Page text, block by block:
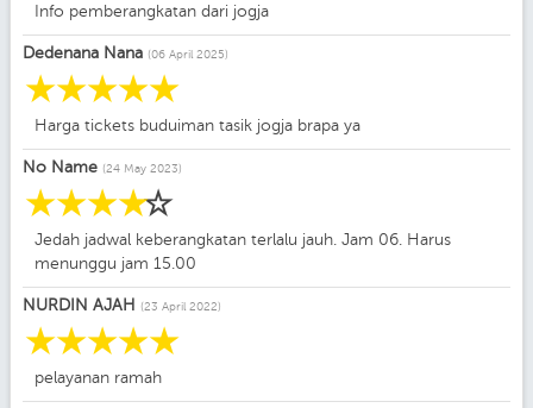
Info pemberangkatan dari jogja
Dedenana Nana (06 April 2025)
☆
☆
☆
☆
☆
Harga tickets buduiman tasik jogja brapa ya
No Name (24 May 2023)
☆
☆
☆
☆
☆
Jedah jadwal keberangkatan terlalu jauh. Jam 06. Harus
menunggu jam 15.00
NURDIN AJAH (23 April 2022)
☆
☆
☆
☆
☆
pelayanan ramah